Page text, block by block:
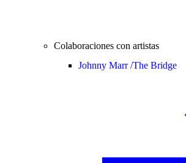
Colaboraciones con artistas
Johnny Marr /The Bridge